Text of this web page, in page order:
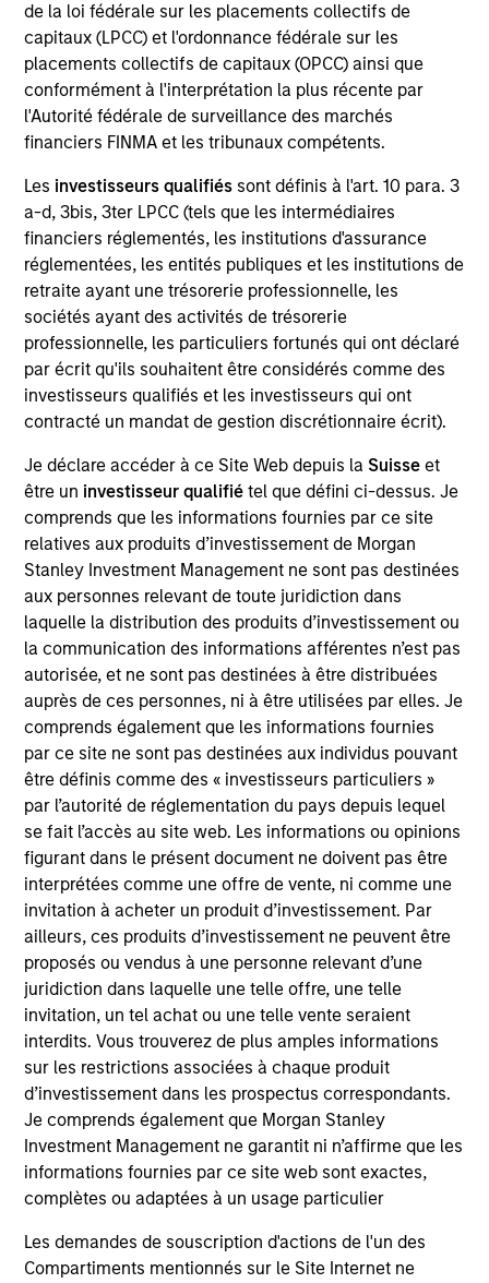
de la loi fédérale sur les placements collectifs de
capitaux (LPCC) et l'ordonnance fédérale sur les
placements collectifs de capitaux (OPCC) ainsi que
conformément à l'interprétation la plus récente par
l'Autorité fédérale de surveillance des marchés
financiers FINMA et les tribunaux compétents.
Les investisseurs qualifiés sont définis à l'art. 10 para. 3
a-d, 3bis, 3ter LPCC (tels que les intermédiaires
financiers réglementés, les institutions d'assurance
réglementées, les entités publiques et les institutions de
retraite ayant une trésorerie professionnelle, les
sociétés ayant des activités de trésorerie
professionnelle, les particuliers fortunés qui ont déclaré
par écrit qu'ils souhaitent être considérés comme des
investisseurs qualifiés et les investisseurs qui ont
contracté un mandat de gestion discrétionnaire écrit).
Je déclare accéder à ce Site Web depuis la Suisse et
être un investisseur qualifiétel que défini ci-dessus. Je
comprends que les informations fournies par ce site
relatives aux produits d’investissement de Morgan
Stanley Investment Management ne sont pas destinées
aux personnes relevant de toute juridiction dans
laquelle la distribution des produits d’investissement ou
la communication des informations afférentes n’est pas
autorisée, et ne sont pas destinées à être distribuées
auprès de ces personnes, ni à être utilisées par elles. Je
comprends également que les informations fournies
par ce site ne sont pas destinées aux individus pouvant
être définis comme des « investisseurs particuliers »
par l’autorité de réglementation du pays depuis lequel
se fait l’accès au site web. Les informations ou opinions
figurant dans le présent document ne doivent pas être
interprétées comme une offre de vente, ni comme une
invitation à acheter un produit d’investissement. Par
ailleurs, ces produits d’investissement ne peuvent être
proposés ou vendus à une personne relevant d’une
juridiction dans laquelle une telle offre, une telle
invitation, un tel achat ou une telle vente seraient
interdits. Vous trouverez de plus amples informations
sur les restrictions associées à chaque produit
d’investissement dans les prospectus correspondants.
Je comprends également que Morgan Stanley
Investment Management ne garantit ni n’affirme que les
informations fournies par ce site web sont exactes,
complètes ou adaptées à un usage particulier
Les demandes de souscription d'actions de l'un des
Compartiments mentionnés sur le Site Internet ne
YEARS OF INDUSTRY EXPERIENCE
15 Years
Brian is a Managing Director of Eaton Vance
Distributors, Inc., part of Morgan Stanley
Investment Management (MSIM), and serves as
Head of the Wealth Education Center. The Wealth
Education Center is MSIM’s advisor education
platform designed to upskill financial professionals
with a focus on building more sophisticated, client
centric practices through investment education,
timely market updates, and practice management
insights.
Previously, Brian was co head of the Wealth
Strategies Group, where he led a team of product
and relationship specialists focused on delivering
solutions for high net worth investors and
developing new offerings to address evolving client
needs. His work has included advisor education
and implementation support across customized
separately managed accounts, tax loss harvesting,
concentrated stock strategies, charitable giving,
and options overlay strategies.
Brian joined Eaton Vance in 2016 and began his
career in the investment management industry in
2011 at Fidelity Investments. Morgan Stanley
acquired Eaton Vance in March 2021.
Brian earned a B.S. from Stonehill College and
holds the Certified Financial Planner™ (CFP®)
designation.
Team Insights